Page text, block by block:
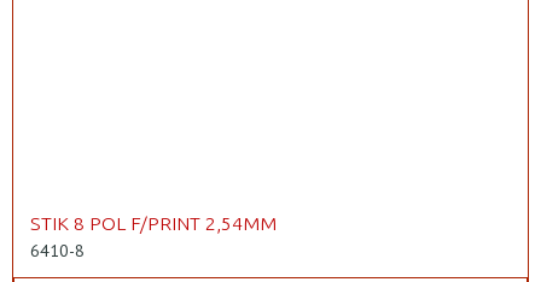
STIK 8 POL F/PRINT 2,54MM
6410-8